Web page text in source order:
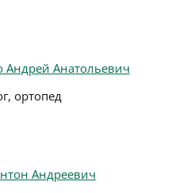
Андрей Анатольевич
ортопед
Андреевич